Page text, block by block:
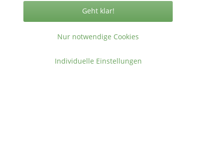
Vertrag widerrufen
Nur notwendige Cookies
Geht klar!
Individuelle Einstellungen